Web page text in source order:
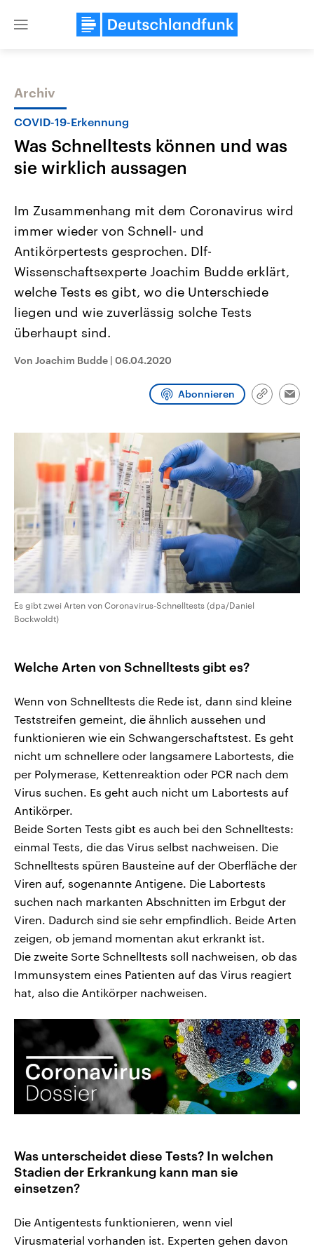
Close
Themen
Landtagswahl Sachsen-Anhalt
2026
Alle Informationen
Sachsen-Anhalt wählt am 6.
September 2026 einen neuen
Landtag. Seit 2021 wird das
Bundesland von einer Koalition aus
CDU, SPD und FDP regiert.-
Umfragen, Prognosen,
und Hintergründe zu den Parteien
und Kandidaten der anstehenden
USA
Aktuelle Beiträge,
Hintergründe
Wirtschaftlich und
gehören die Vereinigten
den mächtigsten Ländern
mit großem Einfluss auf
Sendungen Programm
Archiv
COVID-19-Erkennung
Was Schnelltests können und was
sie wirklich aussagen
Im Zusammenhang mit dem Coronavirus wird
immer wieder von Schnell- und
Antikörpertests gesprochen. Dlf-
Wissenschaftsexperte Joachim Budde erklärt,
welche Tests es gibt, wo die Unterschiede
liegen und wie zuverlässig solche Tests
überhaupt sind.
Von Joachim Budde | 06.04.2020
Abonnieren
Link
Es gibt zwei Arten von Coronavirus-Schnelltests (dpa/Daniel
Bockwoldt)
Welche Arten von Schnelltests gibt es?
Wenn von Schnelltests die Rede ist, dann sind kleine
Teststreifen gemeint, die ähnlich aussehen und
funktionieren wie ein Schwangerschaftstest. Es geht
nicht um schnellere oder langsamere Labortests, die
per Polymerase, Kettenreaktion oder PCR nach dem
Virus suchen. Es geht auch nicht um Labortests auf
Antikörper.
Beide Sorten Tests gibt es auch bei den Schnelltests:
einmal Tests, die das Virus selbst nachweisen. Die
Schnelltests spüren Bausteine auf der Oberfläche der
Viren auf, sogenannte Antigene. Die Labortests
suchen nach markanten Abschnitten im Erbgut der
Viren. Dadurch sind sie sehr empfindlich. Beide Arten
zeigen, ob jemand momentan akut erkrankt ist.
Die zweite Sorte Schnelltests soll nachweisen, ob das
Immunsystem eines Patienten auf das Virus reagiert
hat, also die Antikörper nachweisen.
Was unterscheidet diese Tests? In welchen
Stadien der Erkrankung kann man sie
einsetzen?
Die Antigentests funktionieren, wenn viel
Virusmaterial vorhanden ist. Experten gehen davon